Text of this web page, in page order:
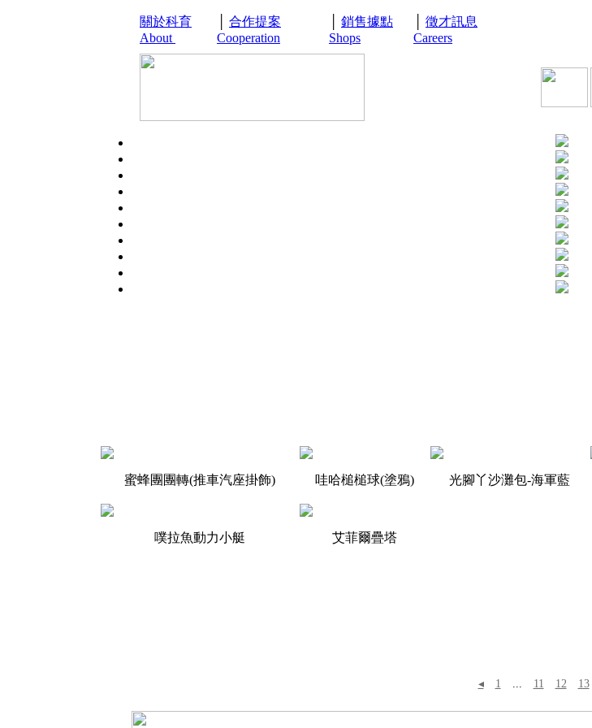
關於科育
About
合作提案
Cooperation
銷售據點
Shops
徵才訊息
Careers
蜜蜂團團轉(推車汽座掛飾) 哇哈槌槌球(塗鴉) 光腳丫沙灘包-海軍藍
噗拉魚動力小艇 艾菲爾疊塔
◂ 1 ... 11 12 13